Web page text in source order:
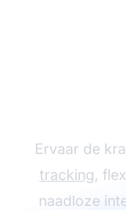
Ervaar de
tracking,
naadloze